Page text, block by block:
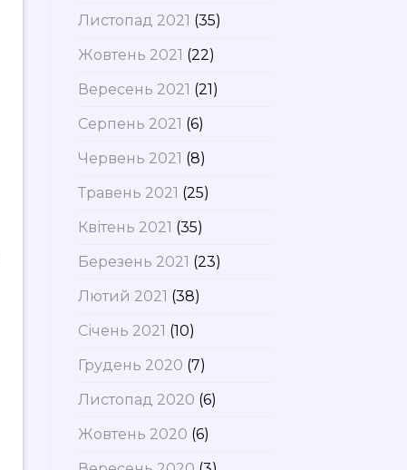
Листопад 2021 (35)
Жовтень 2021 (22)
Вересень 2021 (21)
Серпень 2021 (6)
Червень 2021 (8)
Травень 2021 (25)
Квітень 2021 (35)
Березень 2021 (23)
Лютий 2021 (38)
Січень 2021 (10)
Грудень 2020 (7)
Листопад 2020 (6)
Жовтень 2020 (6)